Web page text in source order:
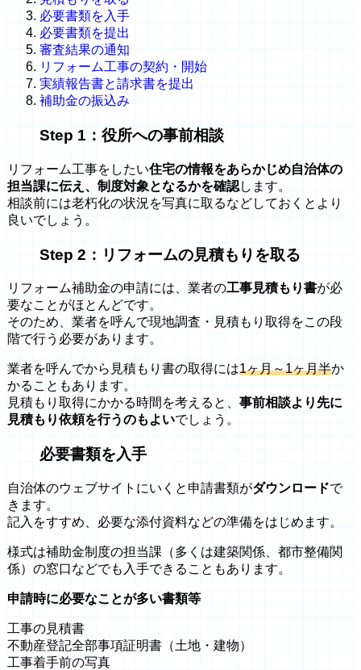
必要書類を入手
必要書類を提出
審査結果の通知
リフォーム工事の契約・開始
実績報告書と請求書を提出
補助金の振込み
Step 1：役所への事前相談
リフォーム工事をしたい住宅の情報をあらかじめ自治体の
担当課に伝え、制度対象となるかを確認します。
相談前には老朽化の状況を写真に取るなどしておくとより
良いでしょう。
Step 2：リフォームの見積もりを取る
リフォーム補助金の申請には、業者の工事見積もり書が必
要なことがほとんどです。
そのため、業者を呼んで現地調査・見積もり取得をこの段
階で行う必要があります。
業者を呼んでから見積もり書の取得には1ヶ月～1ヶ月半か
かることもあります。
見積もり取得にかかる時間を考えると、 事前相談より先に
見積もり依頼を行うのもよいでしょう。
必要書類を入手
自治体のウェブサイトにいくと申請書類がダウンロードで
きます。
記入をすすめ、必要な添付資料などの準備をはじめます。
様式は補助金制度の担当課（多くは建築関係、都市整備関
係）の窓口などでも入手できることもあります。
申請時に必要なことが多い書類等
工事の見積書
不動産登記全部事項証明書（土地・建物）
工事着手前の写真